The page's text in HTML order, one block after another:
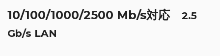
10/100/1000/2500 Mb/s対応 2.5
Gb/s LAN